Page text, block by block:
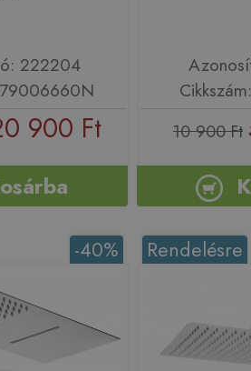
222204
900 Ft 10 900 Ft
-40% Rendelésre